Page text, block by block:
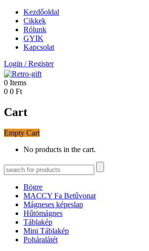
Kezdőoldal
Cikkek
Rólunk
GYIK
Kapcsolat
Login /Register
0 Items
0 0 Ft
Cart
Empty Cart
No products in the cart.
Bögre
MACCY Fa Betűvonat
Mágneses képeslap
Hűtömágnes
Táblakép
Mini Táblakép
Poháralátét